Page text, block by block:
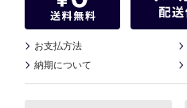
お支払方法
納期について